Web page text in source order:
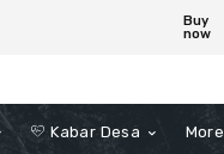
Buy
now
Kabar Desa More